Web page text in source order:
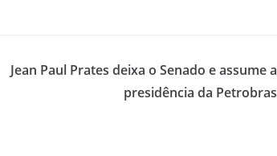
Jean Paul Prates deixa o Senado e assume a
presidência da Petrobras